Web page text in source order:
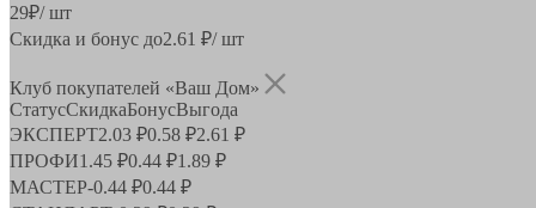
29₽/ шт
Скидка и бонус до2.61 ₽/ шт
Клуб покупателей «Ваш Дом»
СтатусСкидкаБонусВыгода
ЭКСПЕРТ2.03 ₽0.58 ₽2.61 ₽
ПРОФИ1.45 ₽0.44 ₽1.89 ₽
МАСТЕР-0.44 ₽0.44 ₽